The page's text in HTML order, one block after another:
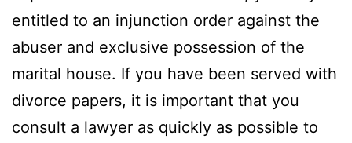
entitled to an injunction order against the
abuser and exclusive possession of the
marital house. If you have been served with
divorce papers, it is important that you
consult a lawyer as quickly as possible to